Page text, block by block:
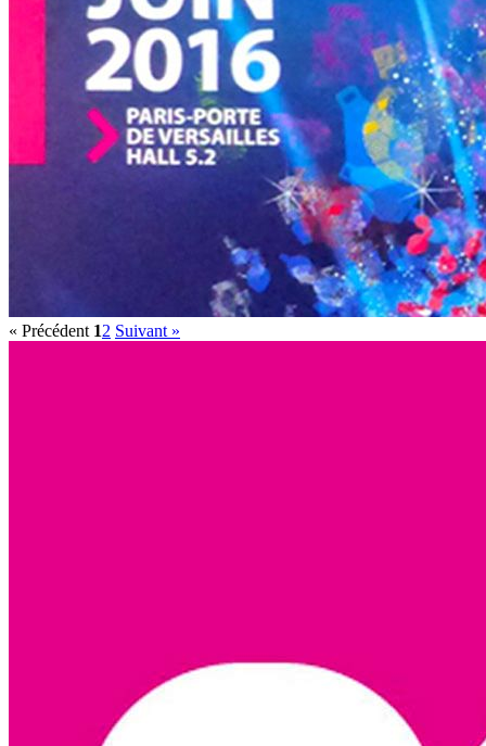
« Précédent 12 Suivant »